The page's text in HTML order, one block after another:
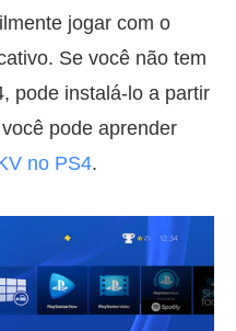
jogar com o
Se você não tem
pode instalá-lo a partir
pode aprender
no PS4.